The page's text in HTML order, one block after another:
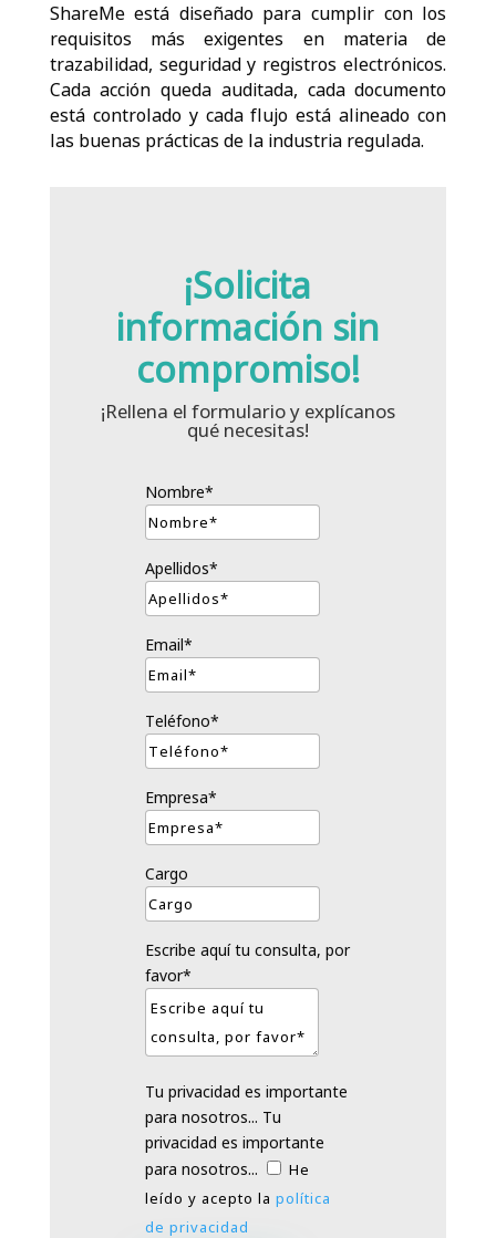
ShareMe está diseñado para cumplir con los
requisitos más exigentes en materia de
trazabilidad, seguridad y registros electrónicos.
Cada acción queda auditada, cada documento
está controlado y cada flujo está alineado con
las buenas prácticas de la industria regulada.
¡Solicita
información sin
compromiso!
¡Rellena el formulario y explícanos
qué necesitas!
Nombre*
Apellidos*
Email*
Teléfono*
Empresa*
Cargo
Escribe aquí tu consulta, por
favor*
Tu privacidad es importante
para nosotros... Tu
privacidad es importante
para nosotros...
He
leído y acepto la política
de privacidad